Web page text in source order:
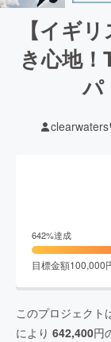
【イギ
き心地
パ
clearwaters
642%達成
目標金額100,000
このプロジェクト
により 642,400円